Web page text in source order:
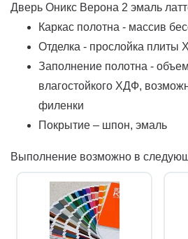
Дверь Оникс Верона 2 эмаль
Каркас полотна - массив
Отделка - прослойка плиты
Заполнение полотна -
влагостойкого ХДФ,
филенки
Покрытие – шпон, эмаль
Выполнение возможно в